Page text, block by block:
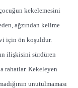
kekelemesini
ağzından kelime
için ön koşuldur.
ilişkisini sürdüren
rahatlar. Kekeleyen
unutulmaması